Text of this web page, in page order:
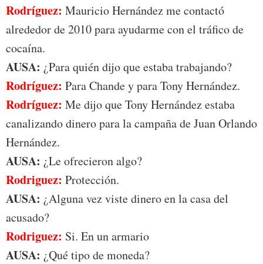
Rodríguez: Mauricio Hernández me contactó
alrededor de 2010 para ayudarme con el tráfico de
cocaína.
AUSA: ¿Para quién dijo que estaba trabajando?
Rodríguez: Para Chande y para Tony Hernández.
Rodríguez: Me dijo que Tony Hernández estaba
canalizando dinero para la campaña de Juan Orlando
Hernández.
AUSA: ¿Le ofrecieron algo?
Rodriguez: Protección.
AUSA: ¿Alguna vez viste dinero en la casa del
acusado?
Rodriguez: Si. En un armario
AUSA: ¿Qué tipo de moneda?